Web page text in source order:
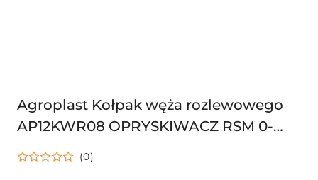
Agroplast Kołpak węża rozlewowego
AP12KWR08 OPRYSKIWACZ RSM 0-
108/08 010808 ARAG
(0)